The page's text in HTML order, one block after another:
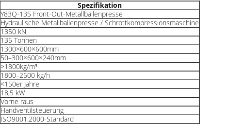
Spezifikation
Y83Q-135 Front-Out-Metallballenpresse
Hydraulische Metallballenpresse / Schrottkompressionsmaschine
1350 kN
135 Tonnen
1300×600×600mm
50–300×600×240mm
>1800kg/m³
1800–2500 kg/h
<150er Jahre
18,5 kW
Vorne raus
Handventilsteuerung
ISO9001:2000-Standard